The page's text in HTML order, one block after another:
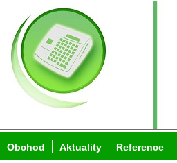
Obchod Aktuality Reference